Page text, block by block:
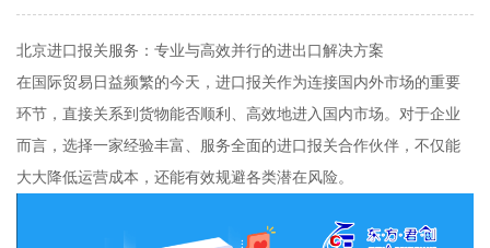
北京进口报关服务：专业与高效并行的进出口解决方案
在国际贸易日益频繁的今天，进口报关作为连接国内外市场的重要
环节，直接关系到货物能否顺利、高效地进入国内市场。对于企业
而言，选择一家经验丰富、服务全面的进口报关合作伙伴，不仅能
大大降低运营成本，还能有效规避各类潜在风险。